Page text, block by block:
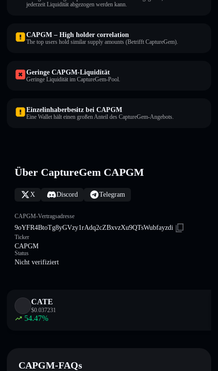
jederzeit Liquidität abgezogen werden kann.
CAPGM – High holder correlation
The top users hold similar supply amounts (Betrifft CaptureGem).
Geringe CAPGM-Liquidität
Geringe Liquidität im CaptureGem-Pool.
Einzelinhaberbesitz bei CAPGM
Eine Wallet hält einen großen Anteil des CaptureGem-Angebots.
Über CaptureGem CAPGM
X Discord Telegram
CAPGM-Vertragsadresse
9oYFR4BtoTg8yGVzy1rAdq2cZBxvzXu9QTsWubfayzdi
Ticker
CAPGM
Status
Nicht verifiziert
CATE
$0.037231
54.47%
CAPGM-FAQs